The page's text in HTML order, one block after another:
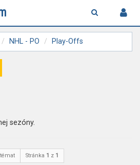
NHL - PO Play-Offs
sezóny.
Stránka 1 z 1